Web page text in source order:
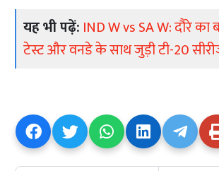
यह भी पढ़ें: IND W vs SA W: दौरे
टेस्ट और वनडे के साथ जुड़ी टी-20